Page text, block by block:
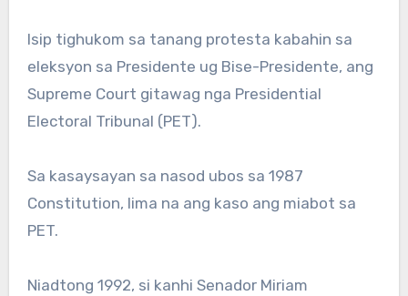
Isip tighukom sa tanang protesta kabahin sa
eleksyon sa Presidente ug Bise-Presidente, ang
Supreme Court gitawag nga Presidential
Electoral Tribunal (PET).
Sa kasaysayan sa nasod ubos sa 1987
Constitution, lima na ang kaso ang miabot sa
PET.
Niadtong 1992, si kanhi Senador Miriam